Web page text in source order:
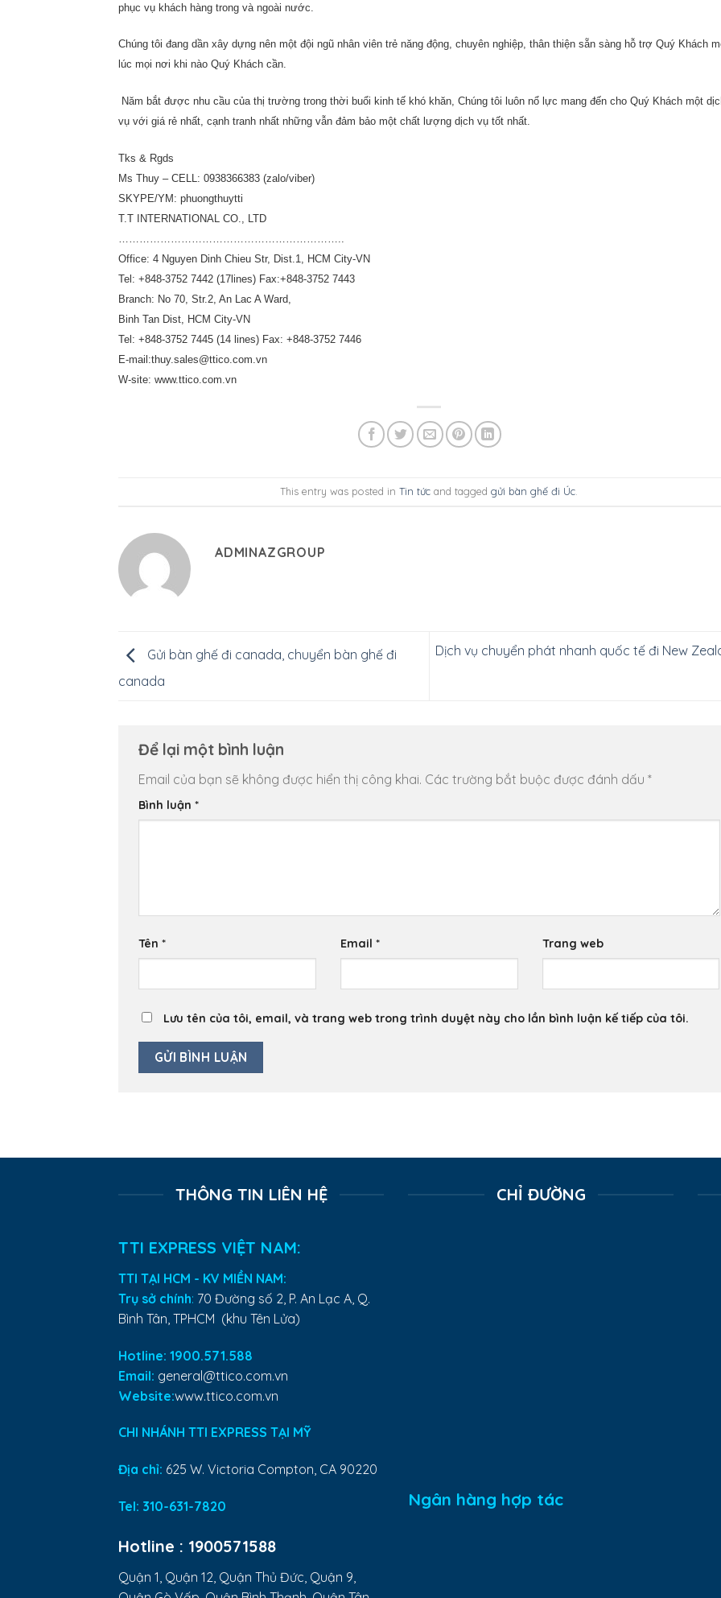
phục vụ khách hàng trong và ngoài nước.
Chúng tôi đang dần xây dựng nên một đội ngũ nhân viên trẻ năng động, chuyên nghiệp, thân thiện sẵn sàng hỗ trợ Quý Khách
lúc mọi nơi khi nào Quý Khách cần.
Năm bắt được nhu cầu của thị trường trong thời buổi kinh tế khó khăn, Chúng tôi luôn nổ lực mang đến cho Quý Khách một
vụ với giá rẻ nhất, cạnh tranh nhất những vẫn đảm bảo một chất lượng dịch vụ tốt nhất.
Tks & Rgds
Ms Thuy – CELL: 0938366383 (zalo/viber)
SKYPE/YM: phuongthuytti
T.T INTERNATIONAL CO., LTD
………………………………………………………..
Office: 4 Nguyen Dinh Chieu Str, Dist.1, HCM City-VN
Tel: +848-3752 7442 (17lines) Fax:+848-3752 7443
Branch: No 70, Str.2, An Lac A Ward,
Binh Tan Dist, HCM City-VN
Tel: +848-3752 7445 (14 lines) Fax: +848-3752 7446
E-mail:thuy.sales@ttico.com.vn
W-site: www.ttico.com.vn
This entry was posted inTin tức and taggedgửi bàn ghế đi Úc.
ADMINAZGROUP
Gửi bàn ghế đi canada, chuyển bàn ghế đi
canada
Dịch vụ chuyển phát nhanh quốc tế đi New
Để lại một bình luận
Email của bạn sẽ không được hiển thị công khai. Các trường bắt buộc được đánh dấu *
Bình luận *
Tên * Email * Trang web
Lưu tên của tôi, email, và trang web trong trình duyệt này cho lần bình luận kế tiếp của tôi.
THÔNG TIN LIÊN HỆ
TTI EXPRESS VIỆT NAM:
TTI TẠI HCM - KV MIỀN NAM:
Trụ sở chính: 70 Đường số 2, P. An Lạc A, Q.
Bình Tân, TPHCM (khu Tên Lửa)
Hotline: 1900.571.588
Email: general@ttico.com.vn
Website:www.ttico.com.vn
CHI NHÁNH TTI EXPRESS TẠI MỸ
Địa chỉ: 625 W. Victoria Compton, CA 90220
Tel: 310-631-7820
Hotline : 1900571588
Quận 1, Quận 12, Quận Thủ Đức, Quận 9,
CHỈ ĐƯỜNG
Ngân hàng hợp tác